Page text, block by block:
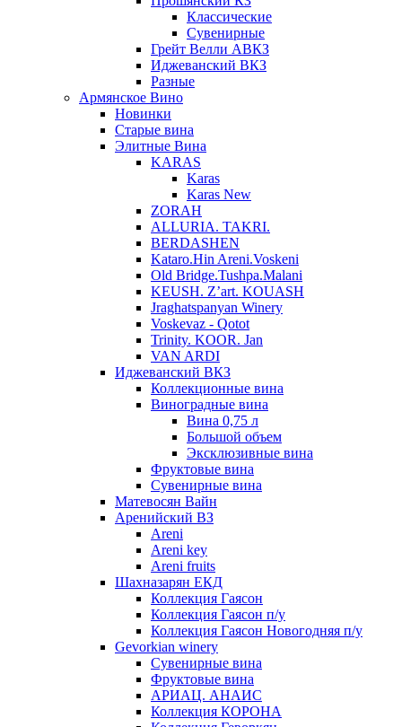
Классические
Сувенирные
Грейт Велли АВКЗ
Иджеванский ВКЗ
Разные
Армянское Вино
Новинки
Старые вина
Элитные Вина
KARAS
Karas
Karas New
ZORAH
ALLURIA. TAKRI.
BERDASHEN
Kataro.Hin Areni.Voskeni
Old Bridge.Tushpa.Malani
KEUSH. Z’art. KOUASH
Jraghatspanyan Winery
Voskevaz - Qotot
Trinity. KOOR. Jan
VAN ARDI
Иджеванский ВКЗ
Коллекционные вина
Виноградные вина
Вина 0,75 л
Большой объем
Эксклюзивные вина
Фруктовые вина
Cувенирные вина
Матевосян Вайн
Аренийский ВЗ
Areni
Areni key
Areni fruits
Шахназарян ЕКД
Коллекция Гаясон
Коллекция Гаясон п/у
Коллекция Гаясон Новогодняя п/у
Gevorkian winery
Сувенирные вина
Фруктовые вина
АРИАЦ. АНАИС
Коллекция КОРОНА